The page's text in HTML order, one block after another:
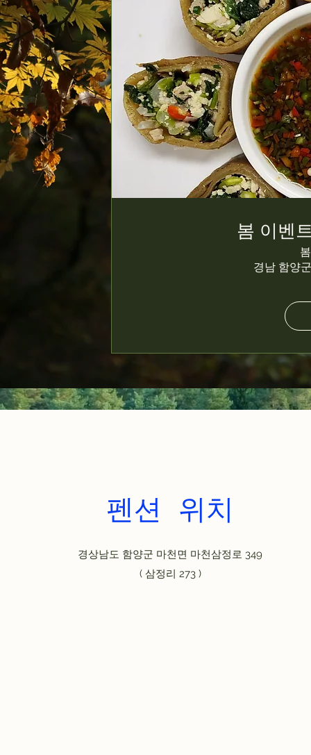
봄 이벤
경남 함양
펜션 위치
경상남도 함양군 마천면 마천삼정로 349
​( 삼정리 273 )